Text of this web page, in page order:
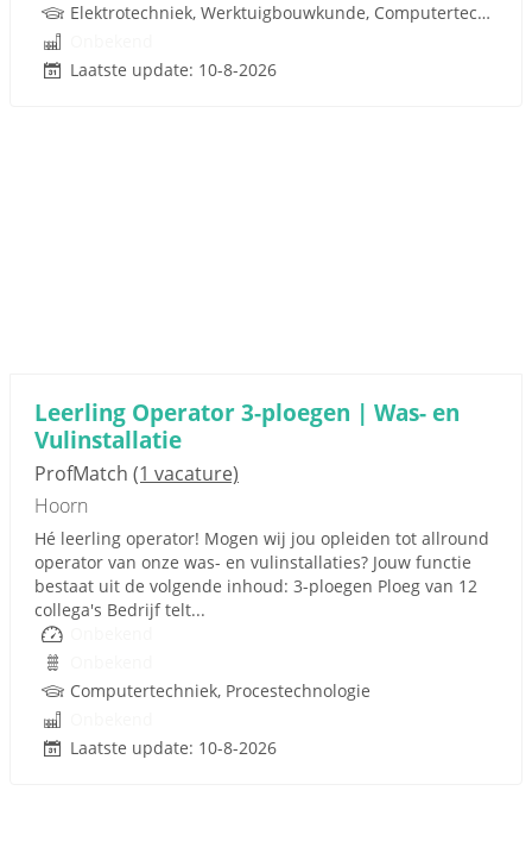
Elektrotechniek, Werktuigbouwkunde, Computertechniek
Laatste update: 10-8-2026
Leerling Operator 3-ploegen | Was- en
Vulinstallatie
ProfMatch (1 vacature)
Hoorn
Hé leerling operator! Mogen wij jou opleiden tot allround
operator van onze was- en vulinstallaties? Jouw functie
bestaat uit de volgende inhoud: 3-ploegen Ploeg van 12
collega's Bedrijf telt...
Computertechniek, Procestechnologie
Laatste update: 10-8-2026